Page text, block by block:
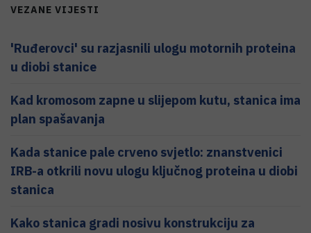
VEZANE VIJESTI
'Ruđerovci' su razjasnili ulogu motornih proteina
u diobi stanice
Kad kromosom zapne u slijepom kutu, stanica ima
plan spašavanja
Kada stanice pale crveno svjetlo: znanstvenici
IRB-a otkrili novu ulogu ključnog proteina u diobi
stanica
Kako stanica gradi nosivu konstrukciju za